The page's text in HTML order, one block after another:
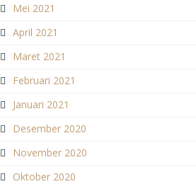
Mei 2021
April 2021
Maret 2021
Februari 2021
Januari 2021
Desember 2020
November 2020
Oktober 2020